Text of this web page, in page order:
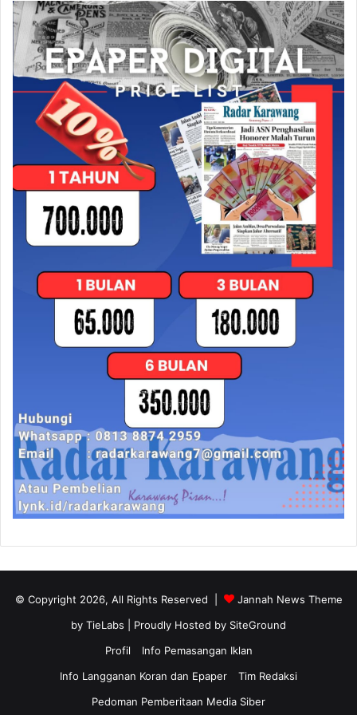
© Copyright 2026, All Rights Reserved |
Jannah News Theme
by TieLabs | Proudly Hosted by SiteGround
Profil
Info Pemasangan Iklan
Info Langganan Koran dan Epaper
Tim Redaksi
Pedoman Pemberitaan Media Siber